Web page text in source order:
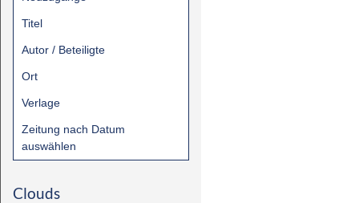
Titel
Autor / Beteiligte
Ort
Verlage
Zeitung nach Datum
auswählen
Clouds